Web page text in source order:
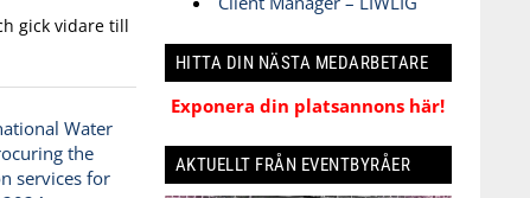
gick vidare till
HITTA DIN NÄSTA MEDARBETARE
Exponera din platsannons här!
AKTUELLT FRÅN EVENTBYRÅER